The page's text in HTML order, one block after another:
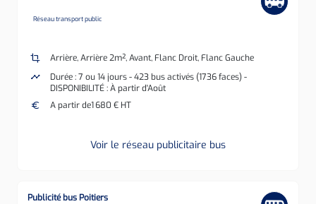
none
Réseau transport public
crop
Arrière, Arrière 2m², Avant, Flanc Droit, Flanc Gauche
timeline
Durée : 7 ou 14 jours - 423 bus activés (1736 faces) -
DISPONIBILITÉ : À partir d'Août
euro
A partir de1 680 € HT
Voir le réseau publicitaire bus
Publicité bus Poitiers